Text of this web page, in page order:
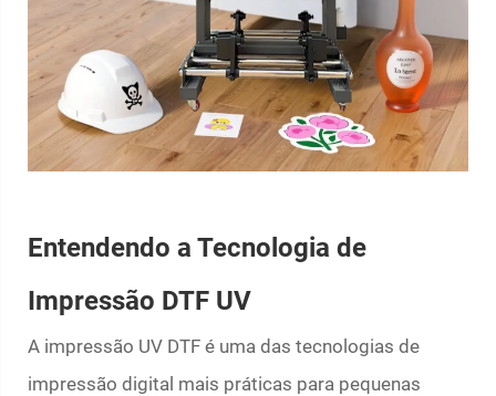
Entendendo a Tecnologia de
Impressão DTF UV
A impressão UV DTF é uma das tecnologias de
impressão digital mais práticas para pequenas